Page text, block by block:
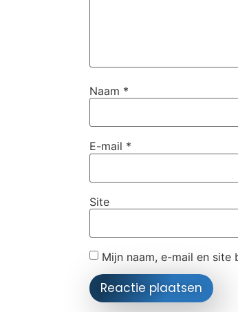
Naam *
E-mail *
Site
Mijn naam, e-mail en